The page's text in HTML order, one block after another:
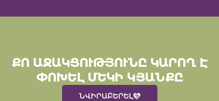
ՔՈ ԱՋԱԿՑՈՒԹՅՈՒՆԸ ԿԱՐՈՂ Է
ՓՈԽԵԼ ՄԵԿԻ ԿՅԱՆՔԸ
ՆՎԻՐԱԲԵՐԵԼ